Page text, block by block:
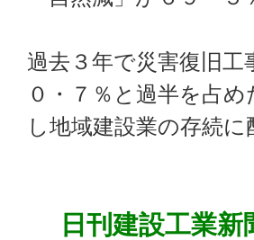
過去３年で災害復旧
０・７％と過半を占
し地域建設業の存続
日刊建設工業